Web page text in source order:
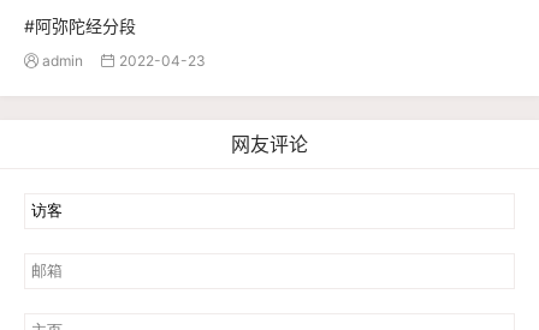
#阿弥陀经分段
 admin  2022-04-23
网友评论